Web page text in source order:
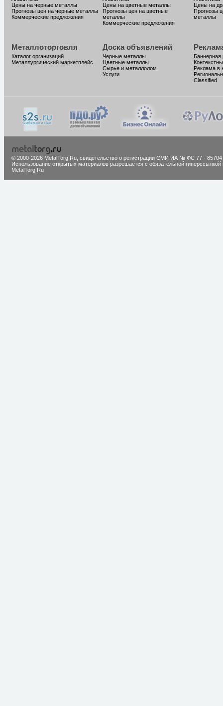
Цены на черные металлы
Прогнозы цен на черные металлы
Коммерческие предложения
Цены на цветные металлы
Прогнозы цен на цветные
металлы
Коммерческие предложения
Цены на
Прогнозы
металлы
Металлоторговля
Каталог организаций
Металлургический маркетплейс
Доска объявлений
Черные металлы
Цветные металлы
Сырье и металлолом
Услуги
Баннерная
Реклама в
Classified
© 2000-2026 MetalTorg.Ru, cвидетельство о регистрации СМИ ИА № ФС 77 - 85704
Использование открытых материалов разрешается с обязательной гиперссылкой
MetalTorg.Ru